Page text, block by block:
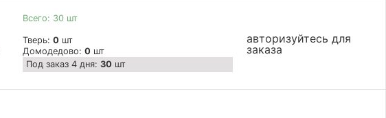
Всего: 30 шт
Тверь: 0шт
Домодедово: 0шт
Под заказ 4 дня: 30 шт
авторизуйтесь для
заказа